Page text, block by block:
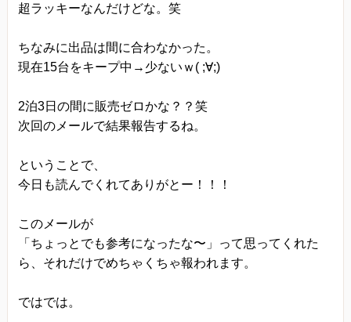
超ラッキーなんだけどな。笑
ちなみに出品は間に合わなかった。
現在15台をキープ中→少ないｗ( ;∀;)
2泊3日の間に販売ゼロかな？？笑
次回のメールで結果報告するね。
ということで、
今日も読んでくれてありがとー！！！
このメールが
「ちょっとでも参考になったな〜」って思ってくれた
ら、それだけでめちゃくちゃ報われます。
ではでは。